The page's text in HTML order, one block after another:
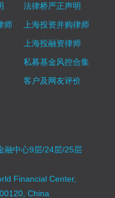
法律桥严正声明
师
上海投资并购律师
上海投融资律师
私募基金风控合集
客户及网友评价
融中心9层/24层/25层
Financial Center,
China